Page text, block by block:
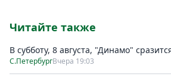
Читайте также
В субботу, 8 августа, "Динамо"
С.ПетербургВчера 19:03